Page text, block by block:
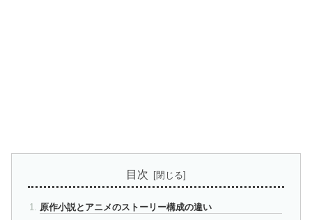
目次
原作小説とアニメのストーリー構成の違い